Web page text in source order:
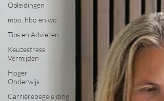
Opleidingen
mbo, hbo en wo
Tips en Adviezen
Keuzestress
Vermijden
Hoger
Onderwijs
Carrièrebegeleiding